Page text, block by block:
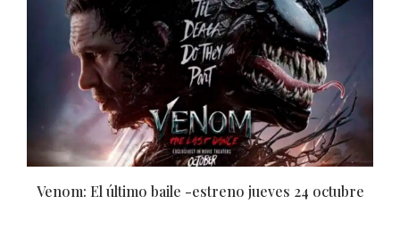
Venom: El último baile -estreno jueves 24 octubre